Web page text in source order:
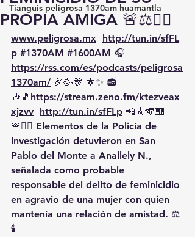
Tianguis peligrosa 1370am huamantla
PROPIA AMIGA 🚨⚖️👮‍♀️
www.peligrosa.mx http://tun.in/sfFL
p #1370AM #1600AM 🎧
https://rss.com/es/podcasts/peligrosa
1370am/ 🎉🥳🎊 🌟✨ 📻
🎶🎵 https://stream.zeno.fm/ktezveax
xjzvv http://tun.in/sfFLp 📲🎸🪇🎹
🚨👮‍♀️ Elementos de la Policía de
Investigación detuvieron en San
Pablo del Monte a Anallely N.,
señalada como probable
responsable del delito de feminicidio
en agravio de una mujer con quien
mantenía una relación de amistad. ⚖️
🕯️